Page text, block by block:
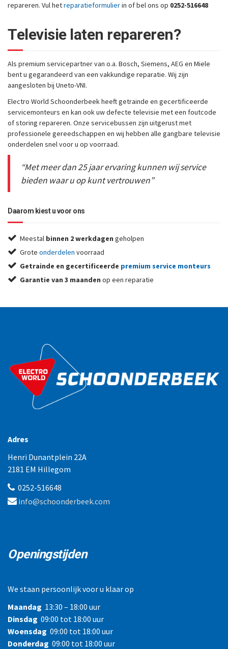
repareren. Vul hetreparatieformulierin of bel ons op 0252-516648
Televisie laten repareren?
Als premium servicepartner van o.a. Bosch, Siemens, AEG en Miele
bent u gegarandeerd van een vakkundige reparatie. Wij zijn
aangesloten bij Uneto-VNI.
Electro World Schoonderbeek heeft getrainde en gecertificeerde
servicemonteurs en kan ook uw defecte televisie met een foutcode
of storing repareren. Onze servicebussen zijn uitgerust met
professionele gereedschappen en wij hebben alle gangbare televisie
onderdelen snel voor u op voorraad.
“Met meer dan 25 jaar ervaring kunnen wij service
bieden waar u op kunt vertrouwen”
Daarom kiest u voor ons
Meestal binnen 2 werkdagen geholpen
Grote onderdelen voorraad
Getrainde en gecertificeerde premium service monteurs
Garantie van 3 maanden op een reparatie
Adres
Henri Dunantplein 22A
2181 EM Hillegom
0252-516648
info@schoonderbeek.com
Openingstijden
We staan persoonlijk voor u klaar op
Maandag 13:30 – 18:00 uur
Dinsdag 09:00 tot 18:00 uur
Woensdag 09:00 tot 18:00 uur
Donderdag 09:00 tot 18:00 uur